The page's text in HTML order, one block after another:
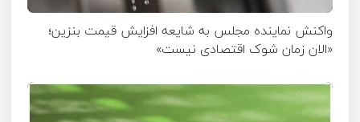
واکنش نماینده مجلس به شایعه افزایش قیمت بنزین؛
«الان زمان شوک اقتصادی نیست»